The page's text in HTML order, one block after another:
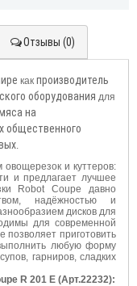
Отзывы (0)
как производитель
оборудования для
на
общественного
и куттеров:
и предлагает лучшее
Robot Coupe давно
надёжностью и
дисков для
для современной
позволяет приготовить
любую форму
гарниров, сладких
R 201 E (Арт.22232):